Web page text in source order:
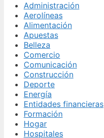
Administración
Aerolíneas
Alimentación
Apuestas
Belleza
Comercio
Comunicación
Construcción
Deporte
Energía
Entidades financieras
Formación
Hogar
Hospitales